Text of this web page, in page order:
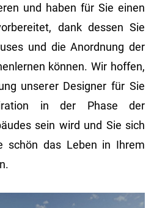
und haben für Sie einen
dank dessen Sie
und die Anordnung der
können. Wir hoffen,
unserer Designer für Sie
in der Phase der
sein wird und Sie sich
schön das Leben in Ihrem